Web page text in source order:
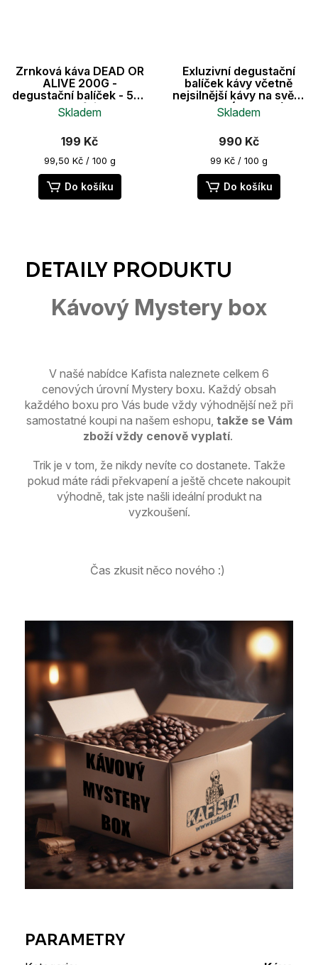
Zrnková káva DEAD OR
ALIVE 200G -
degustační balíček - 534
mg kofeinu
Skladem
199 Kč
Měrná
cena:
99,50 Kč / 100 g
Do košíku
Exluzivní degustační
balíček kávy včetně
nejsilnější kávy na světě
1000g (5x 200g)
hodnocení
produktu
5,0
z
Skladem
990 Kč
Měrná
cena:
99 Kč / 100 g
Do košíku
Kávový Mystery box
V našé nabídce Kafista naleznete celkem 6
cenových úrovní Mystery boxu. Každý obsah
každého boxu pro Vás bude vždy výhodnější než při
samostatné koupi na našem eshopu, takže se Vám
zboží vždy cenově vyplatí.
Trik je v tom, že nikdy nevíte co dostanete. Takže
pokud máte rádi překvapení a ještě chcete nakoupit
výhodně, tak jste našli ideální produkt na
vyzkoušení.
Čas zkusit něco nového :)